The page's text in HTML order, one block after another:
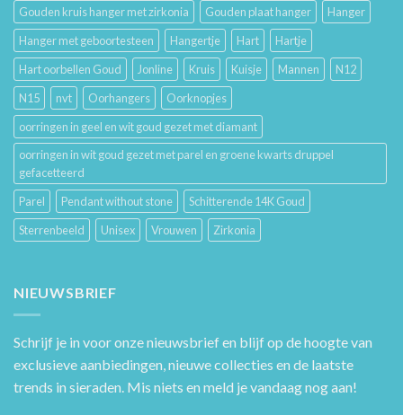
Gouden kruis hanger met zirkonia
Gouden plaat hanger
Hanger
Hanger met geboortesteen
Hangertje Hart
Hartje
Hart oorbellen Goud
Jonline Kruis Kuisje Mannen
N12
N15
nvt Oorhangers
Oorknopjes
oorringen in geel en wit goud gezet met diamant
oorringen in wit goud gezet met parel en groene kwarts druppel
gefacetteerd
Parel
Pendant without stone
Schitterende 14K Goud
Sterrenbeeld
Unisex Vrouwen Zirkonia
NIEUWSBRIEF
Schrijf je in voor onze nieuwsbrief en blijf op de hoogte van
exclusieve aanbiedingen, nieuwe collecties en de laatste
trends in sieraden. Mis niets en meld je vandaag nog aan!